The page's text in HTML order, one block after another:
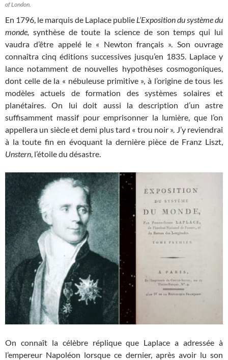
of London.
En 1796, le marquis de Laplace publie L’Exposition du système du
monde, synthèse de toute la science de son temps qui lui
vaudra d’être appelé le « Newton français ». Son ouvrage
connaîtra cinq éditions successives jusqu’en 1835. Laplace y
lance notamment de nouvelles hypothèses cosmogoniques,
dont celle de la « nébuleuse primitive », à l’origine de tous les
modèles actuels de formation des systèmes solaires et
planétaires. On lui doit aussi la description d’un astre
suffisamment massif pour emprisonner la lumière, que l’on
appellera un siècle et demi plus tard « trou noir ». J’y reviendrai
à la toute fin en évoquant la dernière pièce de Franz Liszt,
Unstern, l’étoile du désastre.
On connaît la célèbre réplique que Laplace a adressée à
l’empereur Napoléon lorsque ce dernier, après avoir lu son